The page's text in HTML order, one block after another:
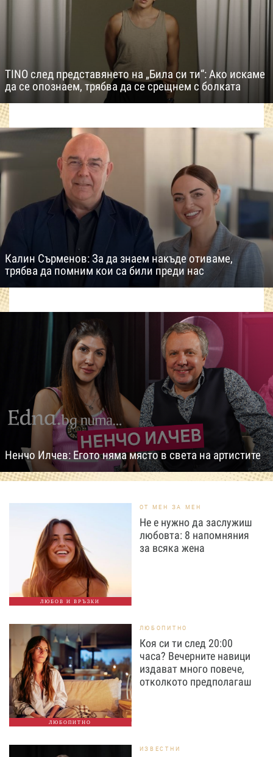
TINO след представянето на „Била си ти“: Ако искаме
да се опознаем, трябва да се срещнем с болката
Калин Сърменов: За да знаем накъде отиваме,
трябва да помним кои са били преди нас
Ненчо Илчев: Егото няма място в света на артистите
ЛЮБОВ И ВРЪЗКИ
ОТ МЕН ЗА МЕН
Не е нужно да заслужиш
любовта: 8 напомняния
за всяка жена
ЛЮБОПИТНО
ЛЮБОПИТНО
Коя си ти след 20:00
часа? Вечерните навици
издават много повече,
отколкото предполагаш
ИЗВЕСТНИ